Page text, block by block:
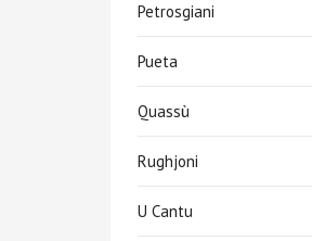
Petrosgiani
Pueta
Quassù
Rughjoni
U Cantu